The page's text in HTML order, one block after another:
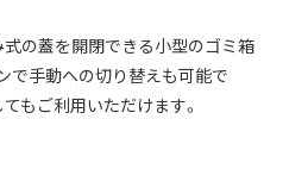
の蓋を開閉できる小型のゴミ箱
で手動への切り替えも可能で
もご利用いただけます。